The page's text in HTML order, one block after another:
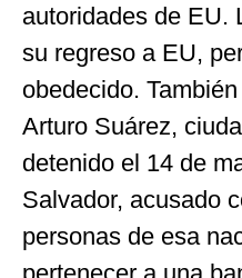
autoridades de EU.
su regreso a EU,
obedecido.
Arturo Suárez,
detenido el 14 de
Salvador, acusado
personas de esa